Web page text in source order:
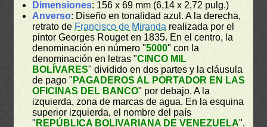
Dimensiones: 156 x 69 mm (6,14 x 2,72 pulg.)
Anverso: Diseño en tonalidad azul. A la derecha,
retrato de Francisco de Miranda realizada por el
pintor Georges Rouget en 1835. En el centro, la
denominación en número "5000" con la
denominación en letras "CINCO MIL
BOLÍVARES" dividido en dos partes y la cláusula
de pago " PAGADEROS AL PORTADOR EN LAS
OFICINAS DEL BANCO" por debajo. A la
izquierda, zona de marcas de agua. En la esquina
superior izquierda, el nombre del país
" REPÚBLICA BOLIVARIANA DE VENEZUELA".